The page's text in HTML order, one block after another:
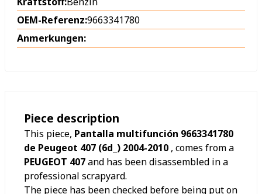
OEM-Referenz:9663341780
Anmerkungen:
Piece description
This piece, Pantalla multifunción 9663341780
de Peugeot 407 (6d_) 2004-2010 , comes from a
PEUGEOT 407and has been disassembled in a
professional scrapyard.
The piece has been checked before being put on